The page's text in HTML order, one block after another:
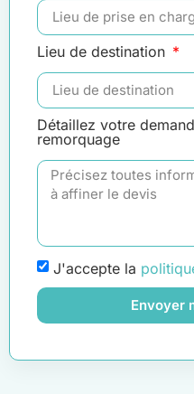
Lieu de destination
Détaillez votre
remorquage
J'accepte la
Envoyer